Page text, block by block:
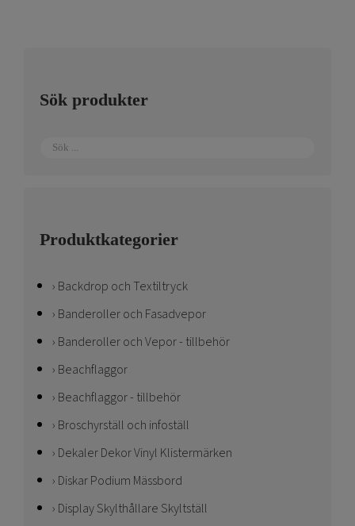
Sök produkter
Produktkategorier
Backdrop och Textiltryck
Banderoller och Fasadvepor
Banderoller och Vepor - tillbehör
Beachflaggor
Beachflaggor - tillbehör
Broschyrställ och infoställ
Dekaler Dekor Vinyl Klistermärken
Diskar Podium Mässbord
Display Skylthållare Skyltställ